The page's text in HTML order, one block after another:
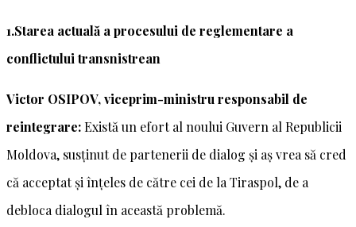
1.Starea actuală a procesului de reglementare a
conflictului transnistrean
Victor OSIPOV, viceprim-ministru responsabil de
reintegrare:Există un efort al noului Guvern al Republicii
Moldova, susținut de partenerii de dialog și aș vrea să cred
că acceptat și înțeles de către cei de la Tiraspol, de a
debloca dialogul în această problemă.